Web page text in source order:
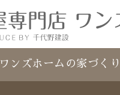
ワンズホームの家づくり